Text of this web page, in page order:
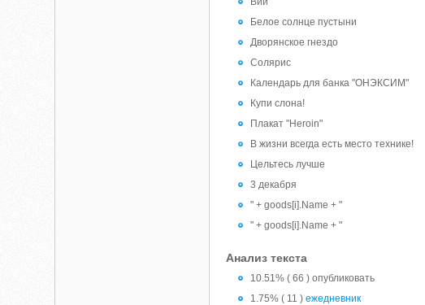
Белое солнце пустыни
Дворянское гнездо
Солярис
Календарь для банка "ОНЭКСИМ"
Купи слона!
Плакат "Heroin"
В жизни всегда есть место технике!
Цельтесь лучше
3 декабря
" + goods[i].Name + "
" + goods[i].Name + "
Анализ текста
10.51% ( 66 ) опубликовать
1.75% ( 11 )ежедневник